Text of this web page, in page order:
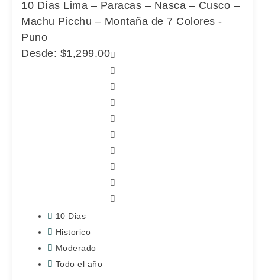
o
10 Días Lima – Paracas – Nasca – Cusco –
Machu Picchu – Montaña de 7 Colores -
Puno
Desde: $1,299.00
10 Dias
Historico
Moderado
Todo el año